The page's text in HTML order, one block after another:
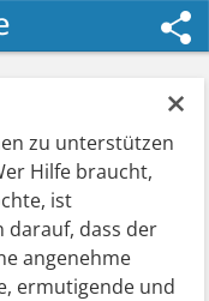
×
zu unterstützen
Hilfe braucht,
ist
darauf, dass der
angenehme
ermutigende und